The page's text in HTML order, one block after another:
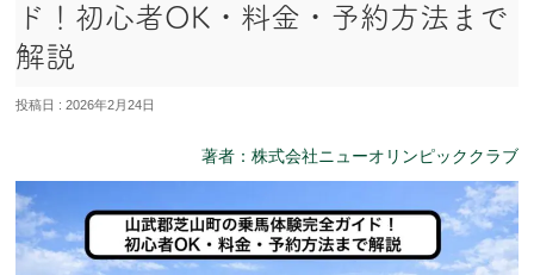
ド！初心者OK・料金・予約方法まで
解説
投稿日 : 2026年2月24日
著者：株式会社ニューオリンピッククラブ